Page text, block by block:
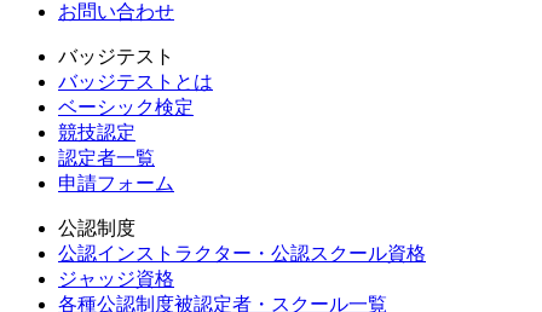
お問い合わせ
バッジテスト
バッジテストとは
ベーシック検定
競技認定
認定者一覧
申請フォーム
公認制度
公認インストラクター・公認スクール資格
ジャッジ資格
各種公認制度被認定者・スクール一覧